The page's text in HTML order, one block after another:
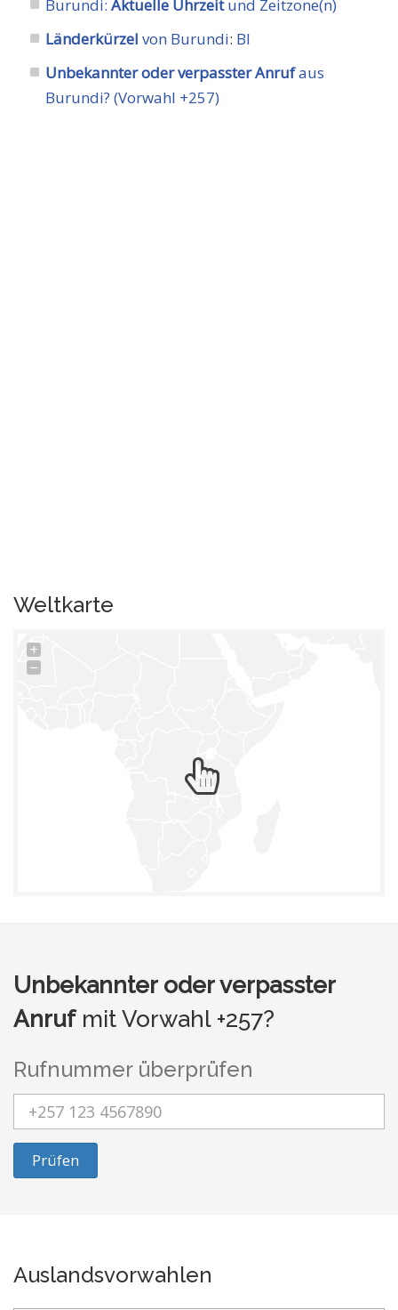
Burundi:Aktuelle Uhrzeitund Zeitzone(n)
Länderkürzel von Burundi: BI
Unbekannter oder verpasster Anrufaus
Burundi? (Vorwahl +257)
Weltkarte
+
−
Unbekannter oder verpasster
Anrufmit Vorwahl +257?
Rufnummer überprüfen
Prüfen
Auslandsvorwahlen